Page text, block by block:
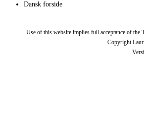
Dansk forside
Use of this website implies full acceptance of the
Copyright